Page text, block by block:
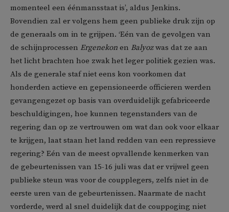
momenteel een éénmansstaat is’, aldus Jenkins.
Bovendien zal er volgens hem geen publieke druk zijn op
de generaals om in te grijpen. ‘Eén van de gevolgen van
de schijnprocessen Ergenekon en Balyozwas dat ze aan
het licht brachten hoe zwak het leger politiek gezien was.
Als de generale staf niet eens kon voorkomen dat
honderden actieve en gepensioneerde officieren werden
gevangengezet op basis van overduidelijk gefabriceerde
beschuldigingen, hoe kunnen tegenstanders van de
regering dan op ze vertrouwen om wat dan ook voor elkaar
te krijgen, laat staan het land redden van een repressieve
regering? Eén van de meest opvallende kenmerken van
de gebeurtenissen van 15-16 juli was dat er vrijwel geen
publieke steun was voor de coupplegers, zelfs niet in de
eerste uren van de gebeurtenissen. Naarmate de nacht
vorderde, werd al snel duidelijk dat de couppoging niet